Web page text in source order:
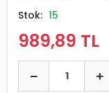
Stok: 15
989,89 TL